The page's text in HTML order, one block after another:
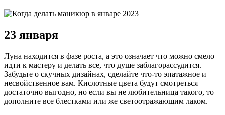
23 января
Луна находится в фазе роста, а это означает что можно смело
идти к мастеру и делать все, что душе заблагорассудится.
Забудьте о скучных дизайнах, сделайте что-то эпатажное и
несвойственное вам. Кислотные цвета будут смотреться
достаточно выгодно, но если вы не любительница такого, то
дополните все блестками или же светоотражающим лаком.